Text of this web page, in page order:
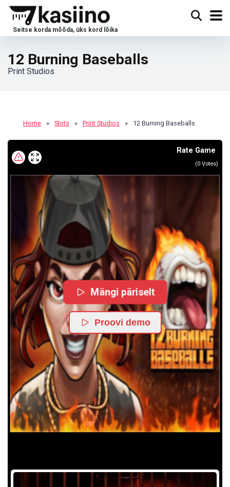
12 Burning Baseballs
Print Studios
Home » Slots » Print Studios » 12 Burning Baseballs
Rate Game
(0 Votes)
Mängi päriselt
Proovi demo